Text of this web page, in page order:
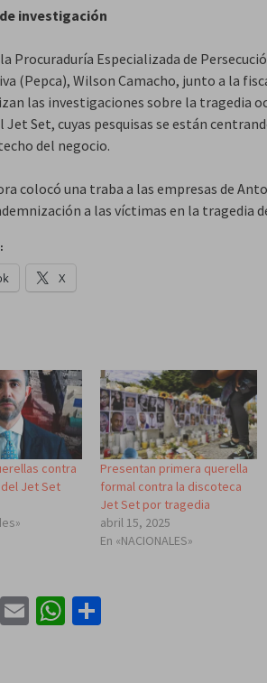
investigación
Procuraduría Especializada de
(Pepca), Wilson Camacho, junto a la
las investigaciones sobre la tragedia
Jet Set, cuyas pesquisas se están
del negocio.
colocó una traba a las empresas de
a las víctimas en la tragedia
X
contra
Jet Set
Presentan primera querella
formal contra la discoteca
Jet Set por tragedia
abril 15, 2025
En «NACIONALES»
Twitter
EmailWhatsApp